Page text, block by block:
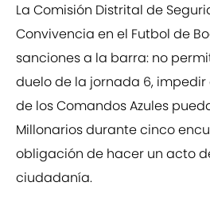
La Comisión Distrital de
Convivencia en el Futbol de
sanciones a la barra: no
duelo de la jornada 6,
de los Comandos Azules
Millonarios durante cinco
obligación de hacer un acto
ciudadanía.